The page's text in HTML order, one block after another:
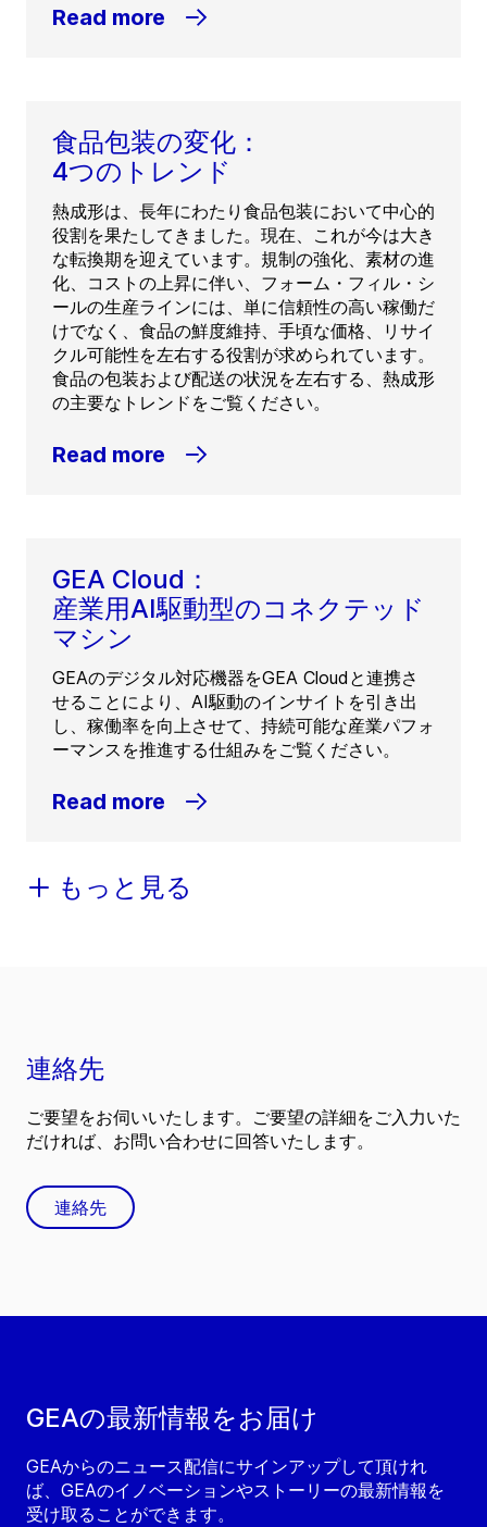
Read more
食品包装の変化：
4つのトレンド
熱成形は、長年にわたり食品包装において中心的
役割を果たしてきました。現在、これが今は大き
な転換期を迎えています。規制の強化、素材の進
化、コストの上昇に伴い、フォーム・フィル・シ
ールの生産ラインには、単に信頼性の高い稼働だ
けでなく、食品の鮮度維持、手頃な価格、リサイ
クル可能性を左右する役割が求められています。
食品の包装および配送の状況を左右する、熱成形
の主要なトレンドをご覧ください。
Read more
GEA Cloud：
産業用AI駆動型のコネクテッド
マシン
GEAのデジタル対応機器をGEA Cloudと連携さ
せることにより、AI駆動のインサイトを引き出
し、稼働率を向上させて、持続可能な産業パフォ
ーマンスを推進する仕組みをご覧ください。
Read more
もっと見る
GEAの最新情報をお届け
GEAからのニュース配信にサインアップして頂けれ
ば、GEAのイノベーションやストーリーの最新情報を
受け取ることができます。
連絡先
ご要望をお伺いいたします。ご要望の詳細をご入力いた
だければ、お問い合わせに回答いたします。
連絡先